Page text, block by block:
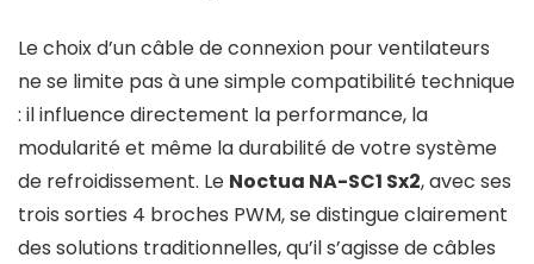
Le choix d’un câble de connexion pour ventilateurs
ne se limite pas à une simple compatibilité technique
: il influence directement la performance, la
modularité et même la durabilité de votre système
de refroidissement. Le Noctua NA-SC1 Sx2, avec ses
trois sorties 4 broches PWM, se distingue clairement
des solutions traditionnelles, qu’il s’agisse de câbles